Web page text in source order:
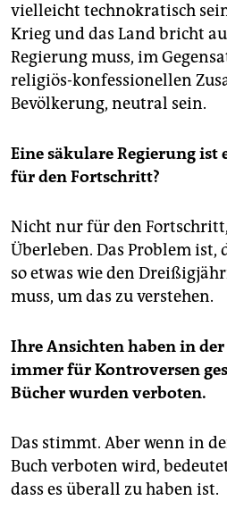
vielleicht technokratisch
Krieg und das Land bricht
Regierung muss, im
religiös-konfessionellen
Bevölkerung, neutral sein.
Eine säkulare Regierung ist
für den Fortschritt?
Nicht nur für den
Überleben. Das Problem ist,
so etwas wie den
muss, um das zu verstehen.
Ihre Ansichten haben in
immer für Kontroversen
Bücher wurden verboten.
Das stimmt. Aber wenn in
Buch verboten wird,
dass es überall zu haben ist.